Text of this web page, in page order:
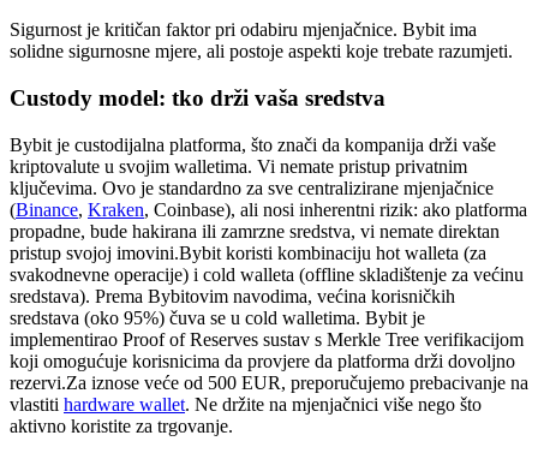
Sigurnost je kritičan faktor pri odabiru mjenjačnice. Bybit ima
solidne sigurnosne mjere, ali postoje aspekti koje trebate razumjeti.
Custody model: tko drži vaša sredstva
Bybit je custodijalna platforma, što znači da kompanija drži vaše
kriptovalute u svojim walletima. Vi nemate pristup privatnim
ključevima. Ovo je standardno za sve centralizirane mjenjačnice
(Binance, Kraken, Coinbase), ali nosi inherentni rizik: ako platforma
propadne, bude hakirana ili zamrzne sredstva, vi nemate direktan
pristup svojoj imovini.Bybit koristi kombinaciju hot walleta (za
svakodnevne operacije) i cold walleta (offline skladištenje za većinu
sredstava). Prema Bybitovim navodima, većina korisničkih
sredstava (oko 95%) čuva se u cold walletima. Bybit je
implementirao Proof of Reserves sustav s Merkle Tree verifikacijom
koji omogućuje korisnicima da provjere da platforma drži dovoljno
rezervi.Za iznose veće od 500 EUR, preporučujemo prebacivanje na
vlastiti hardware wallet. Ne držite na mjenjačnici više nego što
aktivno koristite za trgovanje.